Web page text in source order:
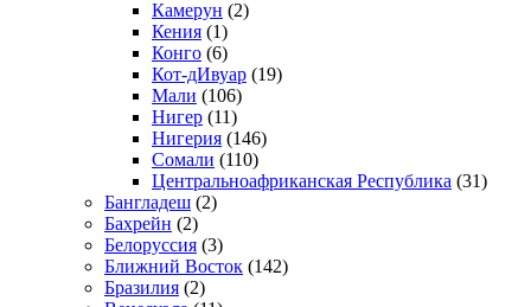
Камерун (2)
Кения (1)
Конго (6)
Кот-дИвуар (19)
Мали (106)
Нигер (11)
Нигерия (146)
Сомали (110)
Центральноафриканская Республика (31)
Бангладеш (2)
Бахрейн (2)
Белоруссия (3)
Ближний Восток (142)
Бразилия (2)